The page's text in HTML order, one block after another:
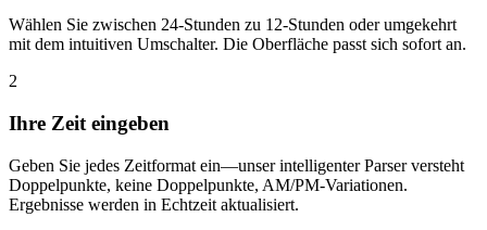
Wählen Sie zwischen 24-Stunden zu 12-Stunden oder umgekehrt
mit dem intuitiven Umschalter. Die Oberfläche passt sich sofort an.
2
Ihre Zeit eingeben
Geben Sie jedes Zeitformat ein—unser intelligenter Parser versteht
Doppelpunkte, keine Doppelpunkte, AM/PM-Variationen.
Ergebnisse werden in Echtzeit aktualisiert.